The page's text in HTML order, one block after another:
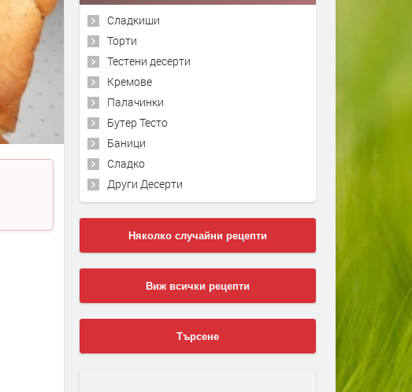
Сладкиши
Торти
Тестени десерти
Кремове
Палачинки
Бутер Тесто
Баници
Сладко
Други Десерти
Няколко случайни рецепти
Виж всички рецепти
Търсене